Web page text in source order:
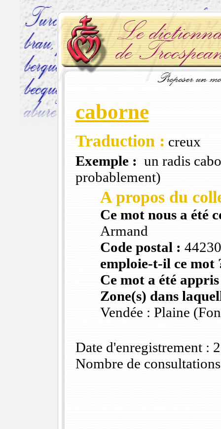
caborne
Traduction : creux
Exemple : un radis
probablement)
A propos du
Ce mot nous a été
Armand
Code postal :
emploie-t-il ce mot
Ce mot a été
Zone(s) dans
Vendée : Plaine
Date d'enregistrement :
Nombre de